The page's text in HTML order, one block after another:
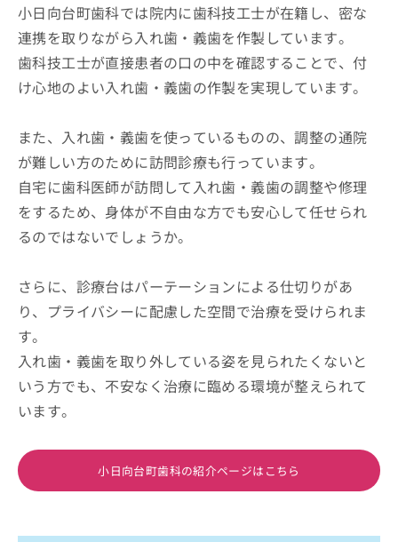
小日向台町歯科では院内に歯科技工士が在籍し、密な
連携を取りながら入れ歯・義歯を作製しています。
歯科技工士が直接患者の口の中を確認することで、付
け心地のよい入れ歯・義歯の作製を実現しています。
また、入れ歯・義歯を使っているものの、調整の通院
が難しい方のために訪問診療も行っています。
自宅に歯科医師が訪問して入れ歯・義歯の調整や修理
をするため、身体が不自由な方でも安心して任せられ
るのではないでしょうか。
さらに、診療台はパーテーションによる仕切りがあ
り、プライバシーに配慮した空間で治療を受けられま
す。
入れ歯・義歯を取り外している姿を見られたくないと
いう方でも、不安なく治療に臨める環境が整えられて
います。
小日向台町歯科の紹介ページはこちら